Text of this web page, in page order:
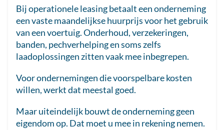
Bij operationele leasing betaalt een onderneming
een vaste maandelijkse huurprijs voor het gebruik
van een voertuig. Onderhoud, verzekeringen,
banden, pechverhelping en soms zelfs
laadoplossingen zitten vaak mee inbegrepen.
Voor ondernemingen die voorspelbare kosten
willen, werkt dat meestal goed.
Maar uiteindelijk bouwt de onderneming geen
eigendom op. Dat moet u mee in rekening nemen.